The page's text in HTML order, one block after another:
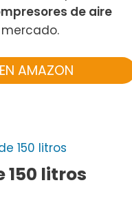
de aire
AMAZON
150 litros